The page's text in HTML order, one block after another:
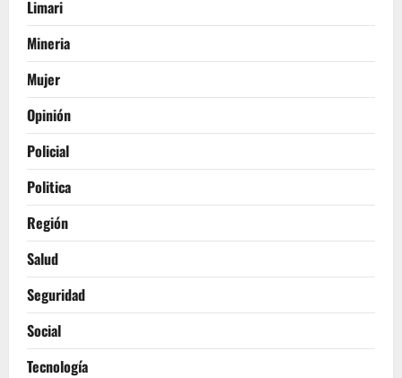
Limari
Mineria
Mujer
Opinión
Policial
Politica
Región
Salud
Seguridad
Social
Tecnología